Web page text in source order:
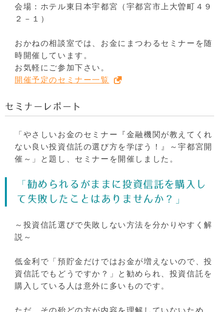
会場：ホテル東日本宇都宮（宇都宮市上大曽町４９
２－１）
おかねの相談室では、お金にまつわるセミナーを随
時開催しています。
お気軽にご参加下さい。
開催予定のセミナー一覧
セミナーレポート
「やさしいお金のセミナー『金融機関が教えてくれ
ない良い投資信託の選び方を学ぼう！』～宇都宮開
催～」と題し、セミナーを開催しました。
「勧められるがままに投資信託を購入し
て失敗したことはありませんか？」
～投資信託選びで失敗しない方法を分かりやすく解
説～
低金利で「預貯金だけではお金が増えないので、投
資信託でもどうですか？」と勧められ、投資信託を
購入している人は意外に多いものです。
ただ、その殆どの方が内容を理解していないため